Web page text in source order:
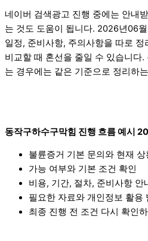
네이버 검색광고 진행 중에는 안내
는 것도 도움이 됩니다. 2026년06
일정, 준비사항, 주의사항을 따로
비교할 때 혼선을 줄일 수 있습니다
는 경우에는 같은 기준으로 정리하
동작구하수구막힘 진행 흐름 예시
불륜증거 기본 문의와 현재
가능 여부와 기본 조건 확인
비용, 기간, 절차, 준비사항 안
필요한 자료와 개인정보 활용
최종 진행 전 조건 다시 확인